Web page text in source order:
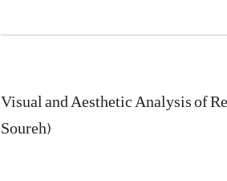
Visual and Aesthetic Analysis of
Soureh)